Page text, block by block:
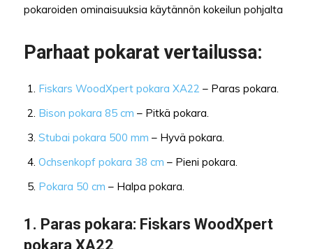
pokaroiden ominaisuuksia käytännön kokeilun pohjalta
Parhaat pokarat vertailussa:
Fiskars WoodXpert pokara XA22 – Paras pokara.
Bison pokara 85 cm – Pitkä pokara.
Stubai pokara 500 mm – Hyvä pokara.
Ochsenkopf pokara 38 cm – Pieni pokara.
Pokara 50 cm – Halpa pokara.
1. Paras pokara: Fiskars WoodXpert
pokara XA22